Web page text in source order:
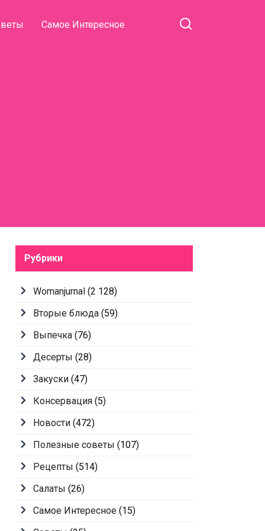
Самое Интересное
Рубрики
Womanjurnal (2 128)
Вторые блюда (59)
Выпечка (76)
Десерты (28)
Закуски (47)
Консервация (5)
Новости (472)
Полезные советы (107)
Рецепты (514)
Салаты (26)
Самое Интересное (15)